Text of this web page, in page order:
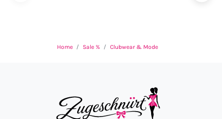
Home Sale % Clubwear & Mode